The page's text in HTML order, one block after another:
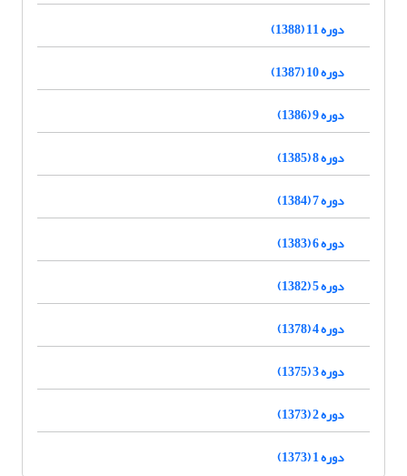
دوره 11 (1388)
دوره 10 (1387)
دوره 9 (1386)
دوره 8 (1385)
دوره 7 (1384)
دوره 6 (1383)
دوره 5 (1382)
دوره 4 (1378)
دوره 3 (1375)
دوره 2 (1373)
دوره 1 (1373)